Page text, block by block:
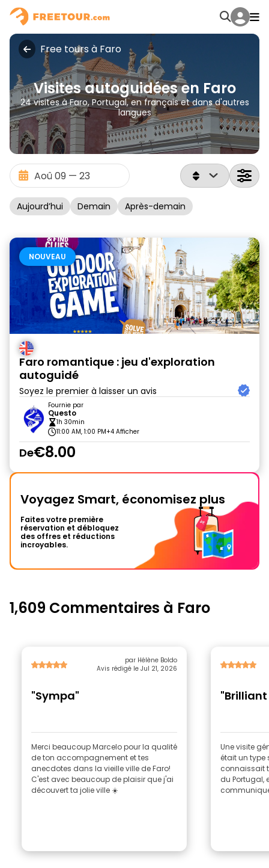
Free tours à Faro
Visites autoguidées en Faro
24 visites à Faro, Portugal, en français et dans d'autres
langues
Aujourd’hui Demain Après-demain
NOUVEAU
Faro romantique : jeu d'exploration
autoguidé
Soyez le premier à laisser un avis
Fournie par
Questo
1h 30min
11:00 AM, 1:00 PM+4 Afficher
De€8.00
Voyagez Smart, économisez plus
Faites votre première
réservation et débloquez
des offres et réductions
incroyables.
1,609 Commentaires à Faro
par Hélène Boldo
Avis rédigé le Jul 21, 2026
"Sympa"
Merci beaucoup Marcelo pour la qualité
de ton accompagnement et tes
anecdotes dans la vieille ville de Faro!
C'est avec beaucoup de plaisir que j'ai
découvert ta jolie ville ☀️
Une visite
était un
connaissait
du Portugal,